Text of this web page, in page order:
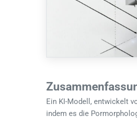
Ein KI-Modell, entwickelt
indem es die